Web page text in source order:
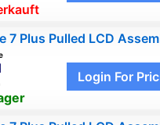
7 Plus Pulled LCD
Login For